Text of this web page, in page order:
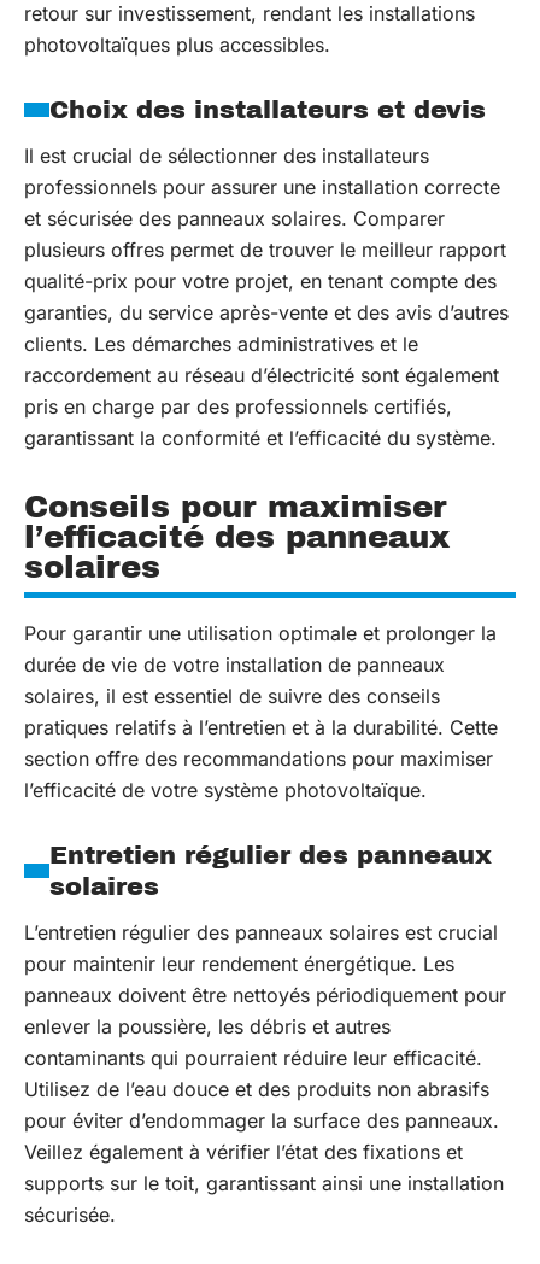
retour sur investissement, rendant les installations
photovoltaïques plus accessibles.
Choix des installateurs et devis
Il est crucial de sélectionner des installateurs
professionnels pour assurer une installation correcte
et sécurisée des panneaux solaires. Comparer
plusieurs offres permet de trouver le meilleur rapport
qualité-prix pour votre projet, en tenant compte des
garanties, du service après-vente et des avis d’autres
clients. Les démarches administratives et le
raccordement au réseau d’électricité sont également
pris en charge par des professionnels certifiés,
garantissant la conformité et l’efficacité du système.
Conseils pour maximiser
l’efficacité des panneaux
solaires
Pour garantir une utilisation optimale et prolonger la
durée de vie de votre installation de panneaux
solaires, il est essentiel de suivre des conseils
pratiques relatifs à l’entretien et à la durabilité. Cette
section offre des recommandations pour maximiser
l’efficacité de votre système photovoltaïque.
Entretien régulier des panneaux
solaires
L’entretien régulier des panneaux solaires est crucial
pour maintenir leur rendement énergétique. Les
panneaux doivent être nettoyés périodiquement pour
enlever la poussière, les débris et autres
contaminants qui pourraient réduire leur efficacité.
Utilisez de l’eau douce et des produits non abrasifs
pour éviter d’endommager la surface des panneaux.
Veillez également à vérifier l’état des fixations et
supports sur le toit, garantissant ainsi une installation
sécurisée.